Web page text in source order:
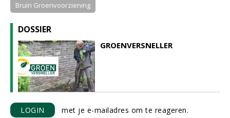
Bruin Groenvoorziening
DOSSIER
GROENVERSNELLER
LOGIN met je e-mailadres om te reageren.